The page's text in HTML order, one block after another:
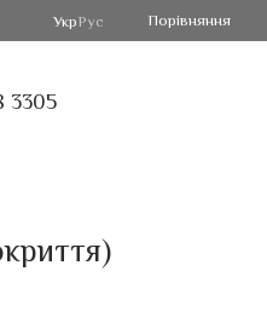
УкрРус Порівняння
3305